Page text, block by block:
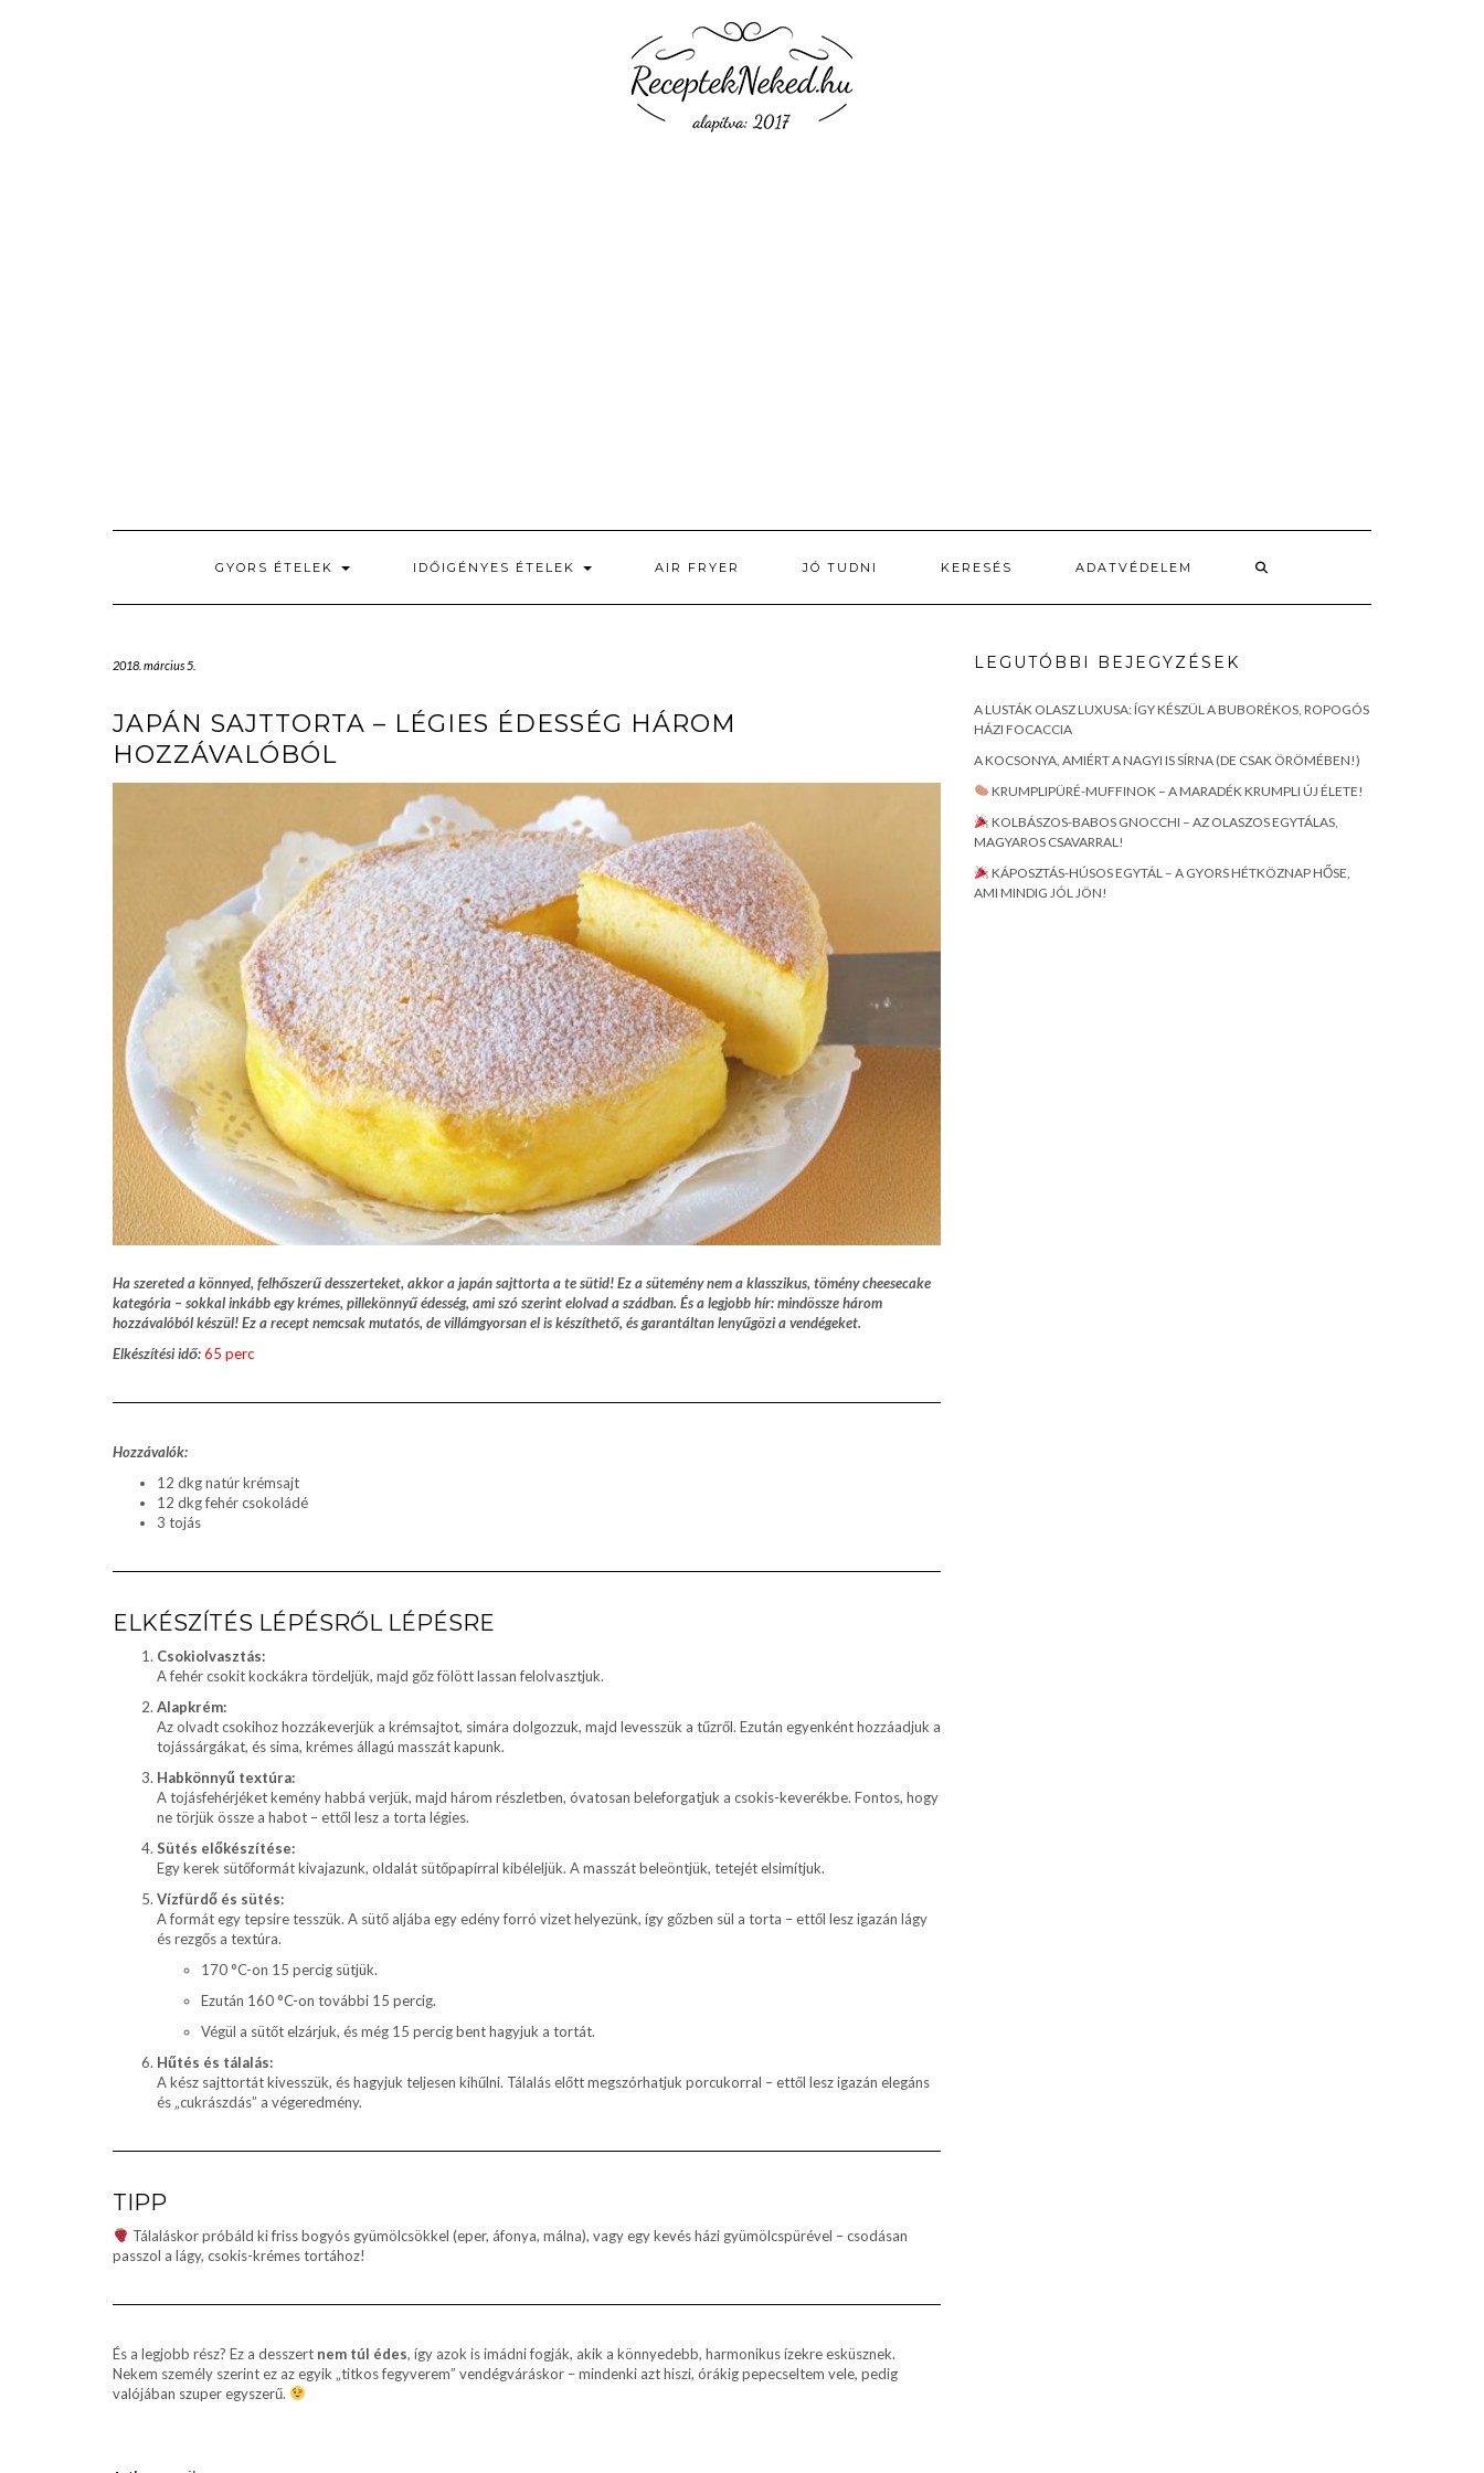
GYORS ÉTELEK IDŐIGÉNYES ÉTELEK AIR FRYER JÓ TUDNI KERESÉS ADATVÉDELEM
2018. március 5.
JAPÁN SAJTTORTA – LÉGIES ÉDESSÉG HÁROM
HOZZÁVALÓBÓL
Ha szereted a könnyed, felhőszerű desszerteket, akkor a japán sajttorta a te sütid! Ez a sütemény nem a klasszikus, tömény cheesecake
kategória – sokkal inkább egy krémes, pillekönnyű édesség, ami szó szerint elolvad a szádban. És a legjobb hír: mindössze három
hozzávalóból készül! Ez a recept nemcsak mutatós, de villámgyorsan el is készíthető, és garantáltan lenyűgözi a vendégeket.
Elkészítési idő:65 perc
Hozzávalók:
12 dkg natúr krémsajt
12 dkg fehér csokoládé
3 tojás
ELKÉSZÍTÉS LÉPÉSRŐL LÉPÉSRE
Csokiolvasztás:
A fehér csokit kockákra tördeljük, majd gőz fölött lassan felolvasztjuk.
Alapkrém:
Az olvadt csokihoz hozzákeverjük a krémsajtot, simára dolgozzuk, majd levesszük a tűzről. Ezután egyenként hozzáadjuk a
tojássárgákat, és sima, krémes állagú masszát kapunk.
Habkönnyű textúra:
A tojásfehérjéket kemény habbá verjük, majd három részletben, óvatosan beleforgatjuk a csokis-keverékbe. Fontos, hogy
ne törjük össze a habot – ettől lesz a torta légies.
Sütés előkészítése:
Egy kerek sütőformát kivajazunk, oldalát sütőpapírral kibéleljük. A masszát beleöntjük, tetejét elsimítjuk.
Vízfürdő és sütés:
A formát egy tepsire tesszük. A sütő aljába egy edény forró vizet helyezünk, így gőzben sül a torta – ettől lesz igazán lágy
és rezgős a textúra.
170 °C-on 15 percig sütjük.
Ezután 160 °C-on további 15 percig.
Végül a sütőt elzárjuk, és még 15 percig bent hagyjuk a tortát.
Hűtés és tálalás:
A kész sajttortát kivesszük, és hagyjuk teljesen kihűlni. Tálalás előtt megszórhatjuk porcukorral – ettől lesz igazán elegáns
és „cukrászdás” a végeredmény.
TIPP
Tálaláskor próbáld ki friss bogyós gyümölcsökkel (eper, áfonya, málna), vagy egy kevés házi gyümölcspürével – csodásan
passzol a lágy, csokis-krémes tortához!
És a legjobb rész? Ez a desszert nem túl édes, így azok is imádni fogják, akik a könnyedebb, harmonikus ízekre esküsznek.
Nekem személy szerint ez az egyik „titkos fegyverem” vendégváráskor – mindenki azt hiszi, órákig pepecseltem vele, pedig
valójában szuper egyszerű.
LEGUTÓBBI BEJEGYZÉSEK
A LUSTÁK OLASZ LUXUSA: ÍGY KÉSZÜL A BUBORÉKOS, ROPOGÓS
HÁZI FOCACCIA
A KOCSONYA, AMIÉRT A NAGYI IS SÍRNA (DE CSAK ÖRÖMÉBEN!)
KRUMPLIPÜRÉ-MUFFINOK – A MARADÉK KRUMPLI ÚJ ÉLETE!
KOLBÁSZOS-BABOS GNOCCHI – AZ OLASZOS EGYTÁLAS,
MAGYAROS CSAVARRAL!
KÁPOSZTÁS-HÚSOS EGYTÁL – A GYORS HÉTKÖZNAP HŐSE,
AMI MINDIG JÓL JÖN!